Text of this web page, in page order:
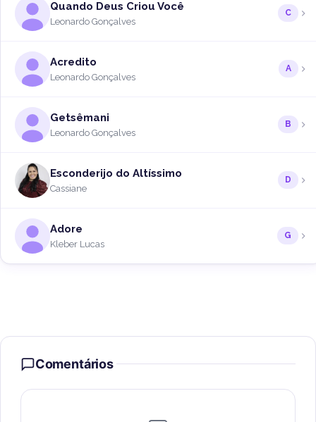
Quando Deus Criou Você
Leonardo Gonçalves
C
Acredito
Leonardo Gonçalves
A
Getsêmani
Leonardo Gonçalves
B
Esconderijo do Altíssimo
Cassiane
D
Adore
Kleber Lucas
G
Comentários